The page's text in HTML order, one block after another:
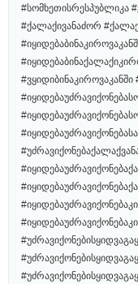
#სომხეთისრესპუბლიკა
#ქალაქივანაძორ